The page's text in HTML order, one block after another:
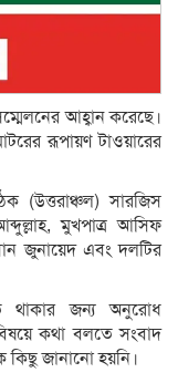
আহ্বান করেছে।
রূপায়ণ টাওয়ারের
(উত্তরাঞ্চল) সারজিস
মুখপাত্র আসিফ
জুনায়েদ এবং দলটির
থাকার জন্য অনুরোধ
কথা বলতে সংবাদ
কিছু জানানো হয়নি।